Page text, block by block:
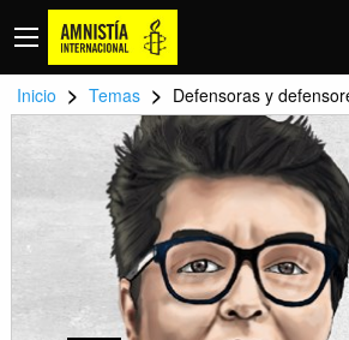
Inicio > Temas > Defensoras y